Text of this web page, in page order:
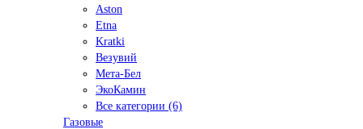
Aston
Etna
Kratki
Везувий
Мета-Бел
ЭкоКамин
Все категории (6)
Газовые